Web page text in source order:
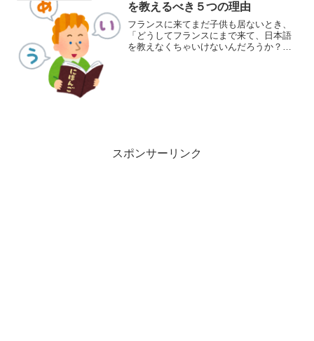
を教えるべき５つの理由
フランスに来てまだ子供も居ないとき、
「どうしてフランスにまで来て、日本語
を教えなくちゃいけないんだろうか？」
スポンサーリンク